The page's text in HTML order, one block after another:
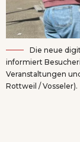
Die neue
informiert
Veranstaltungen
Rottweil / Vosseler).